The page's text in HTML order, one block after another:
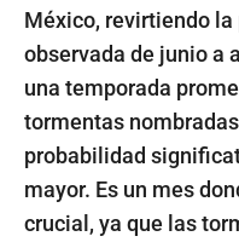
México, revirtiendo
observada de junio a
una temporada
tormentas
probabilidad
mayor. Es un mes
crucial, ya que las